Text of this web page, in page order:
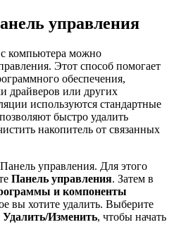
управления
компьютера можно
Этот способ помогает
обеспечения,
драйверов или других
используются стандартные
быстро удалить
накопитель от связанных
управления. Для этого
Панель управления. Затем в
и компоненты
вы хотите удалить. Выберите
Удалить/Изменить, чтобы начать